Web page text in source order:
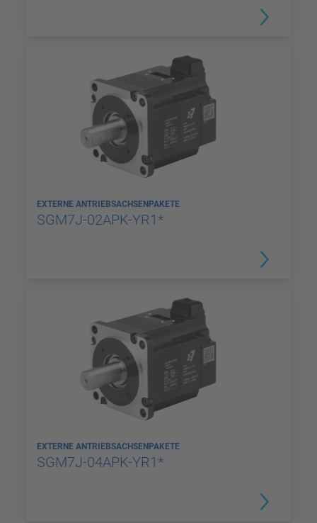
EXTERNE ANTRIEBSACHSENPAKETE
SGM7J-02APK-YR1*
EXTERNE ANTRIEBSACHSENPAKETE
SGM7J-04APK-YR1*